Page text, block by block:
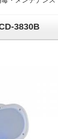
3830B